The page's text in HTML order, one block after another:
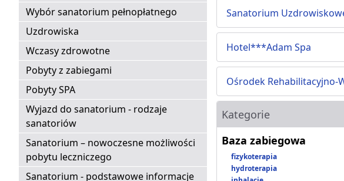
Wybór sanatorium pełnopłatnego
Uzdrowiska
Wczasy zdrowotne
Pobyty z zabiegami
Pobyty SPA
Wyjazd do sanatorium - rodzaje
sanatoriów
Sanatorium – nowoczesne możliwości
pobytu leczniczego
Sanatorium - podstawowe informacje
Sanatorium
Hotel***Adam Spa
Ośrodek Rehabilitacyjno-
Kategorie
Baza zabiegowa
fizykoterapia
hydroterapia